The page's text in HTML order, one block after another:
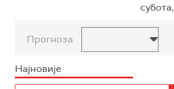
Прогноза
Најновије